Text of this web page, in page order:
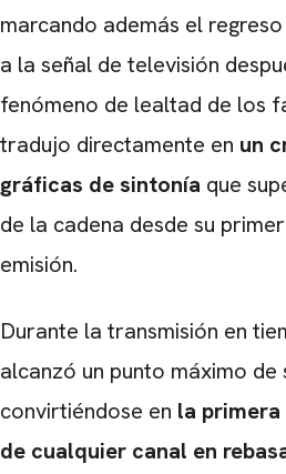
marcando además el
a la señal de televisión
fenómeno de lealtad de los
tradujo directamente en un
gráficas de sintonía que
de la cadena desde su
emisión.
Durante la transmisión en
alcanzó un punto máximo de
convirtiéndose en la
de cualquier canal en